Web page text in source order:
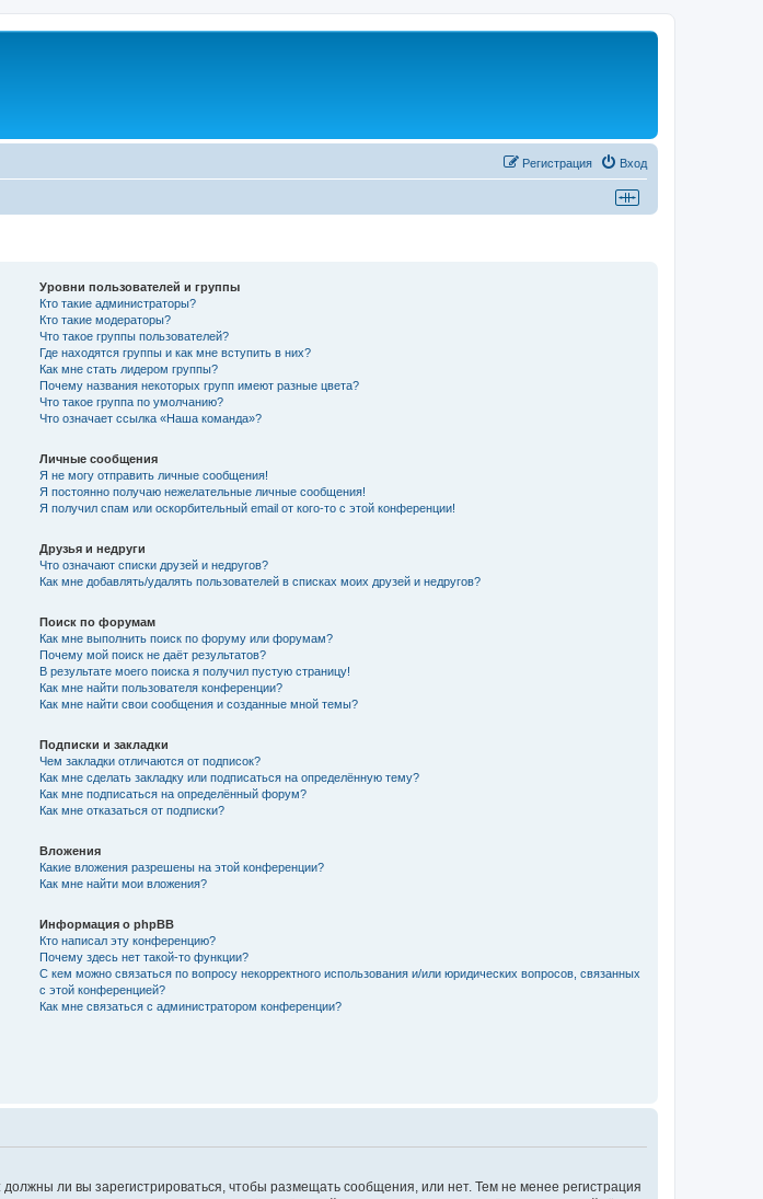
Вход
Регистрация
Уровни пользователей и группы
Кто такие администраторы?
Кто такие модераторы?
Что такое группы пользователей?
Где находятся группы и как мне вступить в них?
Как мне стать лидером группы?
Почему названия некоторых групп имеют разные цвета?
Что такое группа по умолчанию?
Что означает ссылка «Наша команда»?
Личные сообщения
Я не могу отправить личные сообщения!
Я постоянно получаю нежелательные личные сообщения!
Я получил спам или оскорбительный email от кого-то с этой конференции!
Друзья и недруги
Что означают списки друзей и недругов?
Как мне добавлять/удалять пользователей в списках моих друзей и недругов?
Поиск по форумам
Как мне выполнить поиск по форуму или форумам?
Почему мой поиск не даёт результатов?
В результате моего поиска я получил пустую страницу!
Как мне найти пользователя конференции?
Как мне найти свои сообщения и созданные мной темы?
Подписки и закладки
Чем закладки отличаются от подписок?
Как мне сделать закладку или подписаться на определённую тему?
Как мне подписаться на определённый форум?
Как мне отказаться от подписки?
Вложения
Какие вложения разрешены на этой конференции?
Как мне найти мои вложения?
Информация о phpBB
Кто написал эту конференцию?
Почему здесь нет такой-то функции?
С кем можно связаться по вопросу некорректного использования и/или юридических вопросов, связанных
с этой конференцией?
Как мне связаться с администратором конференции?
ли вы зарегистрироваться, чтобы размещать сообщения, или нет. Тем не менее регистрация